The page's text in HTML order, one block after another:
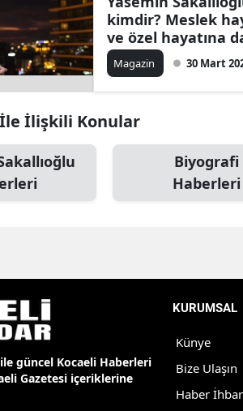
kimdir? Meslek
ve özel hayatına
detaylar!
Magazin 30 Mart
İlişkili Konular
Biyografi
Haberleri
güncel Kocaeli Haberleri
Gazetesi içeriklerine
KURUMSAL
Künye
Bize Ulaşın
Haber İhbar